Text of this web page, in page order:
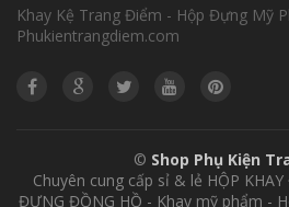
Khay Kệ Trang Điểm - Hộp Đựng Mỹ
Phukientrangdiem.com
© Shop Phụ Kiện
Chuyên cung cấp sỉ & lẻ HỘP
ĐỰNG ĐỒNG HỒ - Khay mỹ phẩm -